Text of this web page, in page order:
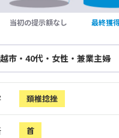
当初の提示額なし 最終獲
市・40代・女性・兼業主婦
頚椎捻挫
首